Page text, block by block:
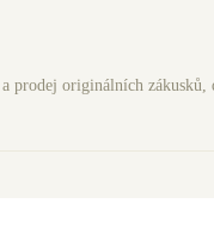
prodej originálních